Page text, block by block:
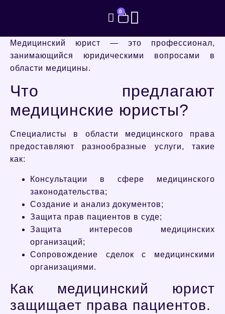
0
Медицинский юрист — это профессионал,
занимающийся юридическими вопросами в
области медицины.
Что предлагают
медицинские юристы?
Специалисты в области медицинского права
предоставляют разнообразные услуги, такие
как:
Консультации в сфере медицинского
законодательства;
Создание и анализ документов;
Защита прав пациентов в суде;
Защита интересов медицинских
организаций;
Сопровождение сделок с медицинскими
организациями.
Как медицинский юрист
защищает права пациентов.